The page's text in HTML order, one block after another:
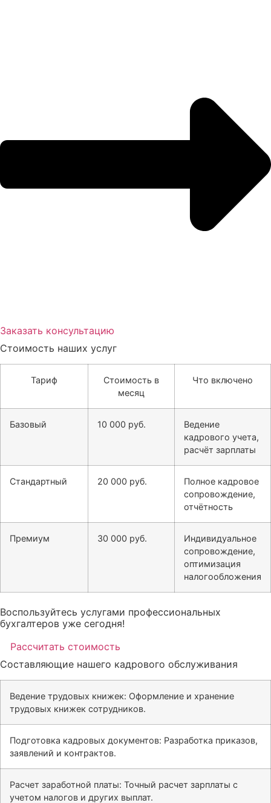
Заказать консультацию
Стоимость наших услуг
Тариф
Стоимость в
месяц
Что включено
Базовый 10 000 руб.
Ведение
кадрового учета,
расчёт зарплаты
Стандартный 20 000 руб.
Полное кадровое
сопровождение,
отчётность
Премиум 30 000 руб.
Индивидуальное
сопровождение,
оптимизация
налогообложения
Воспользуйтесь услугами профессиональных
бухгалтеров уже сегодня!
Рассчитать стоимость
Составляющие нашего кадрового обслуживания
Ведение трудовых книжек: Оформление и хранение
трудовых книжек сотрудников.
Подготовка кадровых документов: Разработка приказов,
заявлений и контрактов.
Расчет заработной платы: Точный расчет зарплаты с
учетом налогов и других выплат.